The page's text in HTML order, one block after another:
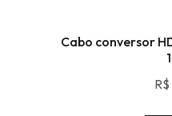
Cabo conversor
R$